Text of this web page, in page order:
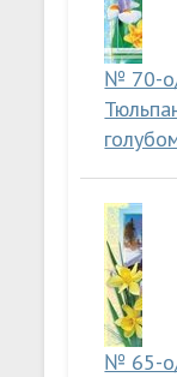
№ 70-
№ 65-